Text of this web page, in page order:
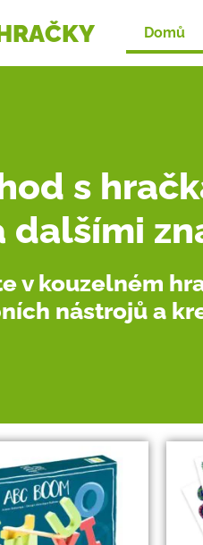
Domů
s
dalšími
v kouzelném
nástrojů a